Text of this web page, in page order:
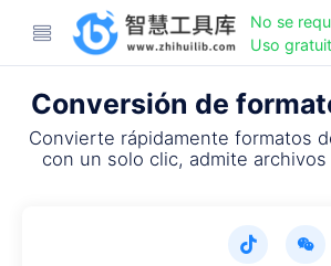
No se
Uso
Conversión de
Convierte rápidamente formatos
con un solo clic, admite archivos